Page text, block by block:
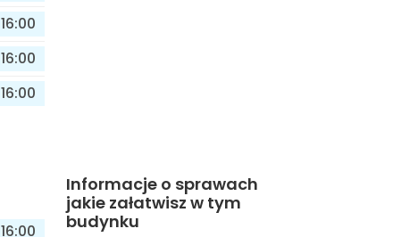
16:00
16:00
16:00
16:00
Informacje o sprawach
jakie załatwisz w tym
budynku